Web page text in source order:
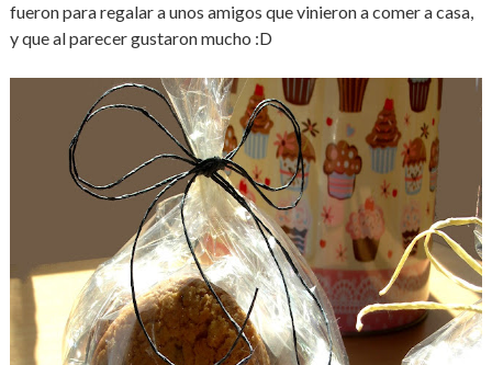
fueron para regalar a unos amigos que vinieron a comer a casa,
y que al parecer gustaron mucho :D